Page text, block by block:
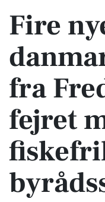
Fire
fra
fejret